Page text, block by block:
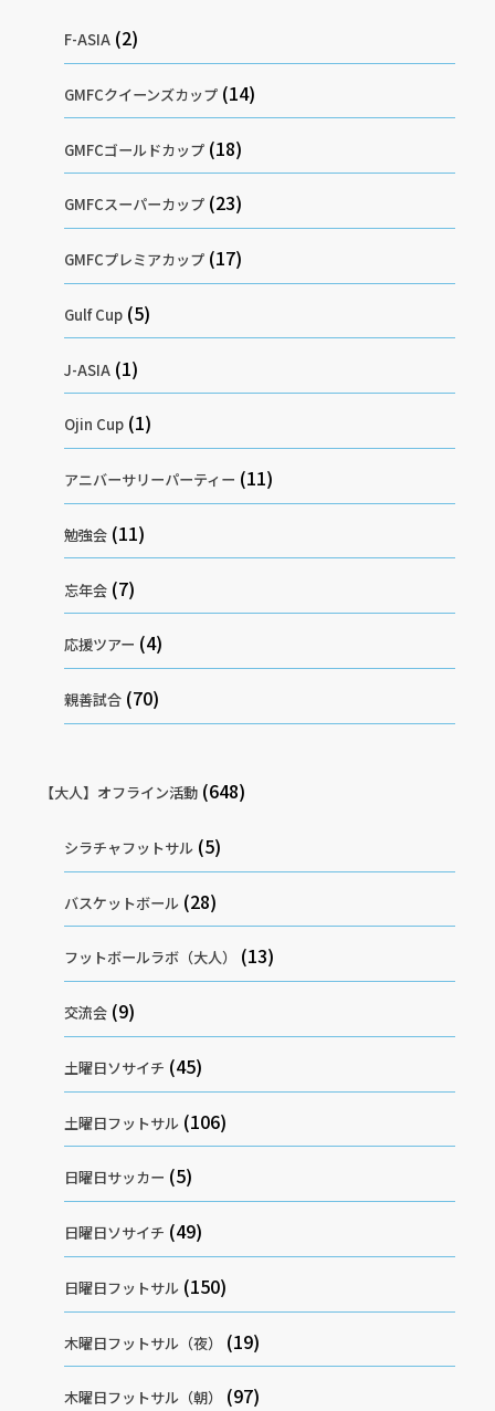
F-ASIA (2)
GMFCクイーンズカップ (14)
GMFCゴールドカップ (18)
GMFCスーパーカップ (23)
GMFCプレミアカップ (17)
Gulf Cup (5)
J-ASIA (1)
Ojin Cup (1)
アニバーサリーパーティー (11)
勉強会 (11)
忘年会 (7)
応援ツアー (4)
親善試合 (70)
【大人】オフライン活動(648)
シラチャフットサル (5)
バスケットボール (28)
フットボールラボ（大人） (13)
交流会 (9)
土曜日ソサイチ (45)
土曜日フットサル (106)
日曜日サッカー (5)
日曜日ソサイチ (49)
日曜日フットサル (150)
木曜日フットサル（夜） (19)
木曜日フットサル（朝） (97)